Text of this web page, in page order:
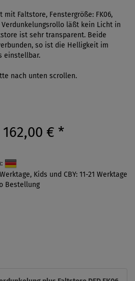
Faltstore, Fenstergröße: FK06,
läßt kein Licht in
ist sehr transparent. Beide
so ist die Helligkeit im
einstellbar.
nach unten scrollen.
162,00 € *
Kids und CBY: 11-21 Werktage
Bestellung